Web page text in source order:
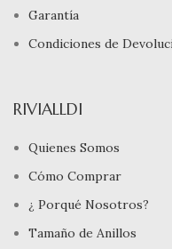
Garantía
Condiciones de
RIVIALLDI
Quienes Somos
Cómo Comprar
¿ Porqué Nosotros?
Tamaño de Anillos